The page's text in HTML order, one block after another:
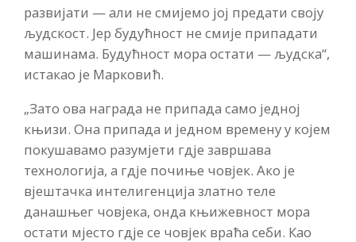
развијати — али не смијемо јој предати своју
људскост. Јер будућност не смије припадати
машинама. Будућност мора остати — људска“,
истакао је Марковић.
„Зато ова награда не припада само једној
књизи. Она припада и једном времену у којем
покушавамо разумјети гдје завршава
технологија, а гдје почиње човјек. Ако је
вјештачка интелигенција златно теле
данашњег човјека, онда књижевност мора
остати мјесто гдје се човјек враћа себи. Као